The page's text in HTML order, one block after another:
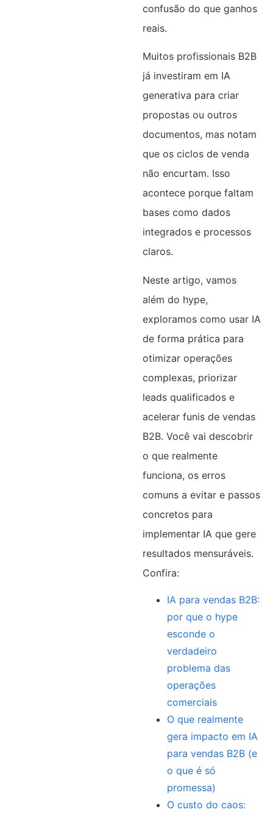
confusão do que ganhos
reais.
Muitos profissionais B2B
já investiram em IA
generativa para criar
propostas ou outros
documentos, mas notam
que os ciclos de venda
não encurtam. Isso
acontece porque faltam
bases como dados
integrados e processos
claros.
Neste artigo, vamos
além do hype,
exploramos como usar IA
de forma prática para
otimizar operações
complexas, priorizar
leads qualificados e
acelerar funis de vendas
B2B. Você vai descobrir
o que realmente
funciona, os erros
comuns a evitar e passos
concretos para
implementar IA que gere
resultados mensuráveis.
Confira:
IA para vendas B2B:
por que o hype
esconde o
verdadeiro
problema das
operações
comerciais
O que realmente
gera impacto em IA
para vendas B2B (e
o que é só
promessa)
O custo do caos: